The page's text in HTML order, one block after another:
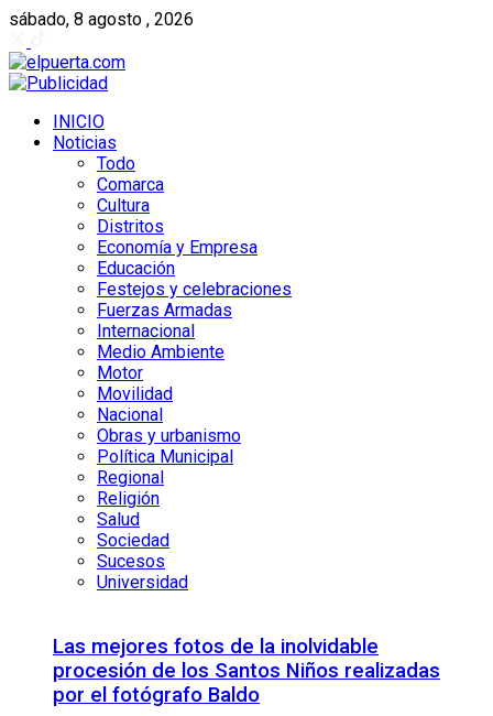
sábado, 8 agosto , 2026
INICIO
Noticias
Todo
Comarca
Cultura
Distritos
Economía y Empresa
Educación
Festejos y celebraciones
Fuerzas Armadas
Internacional
Medio Ambiente
Motor
Movilidad
Nacional
Obras y urbanismo
Política Municipal
Regional
Religión
Salud
Sociedad
Sucesos
Universidad
Las mejores fotos de la inolvidable
procesión de los Santos Niños realizadas
por el fotógrafo Baldo